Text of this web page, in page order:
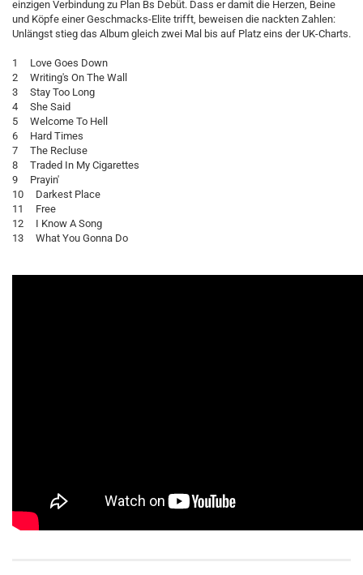
einzigen Verbindung zu Plan Bs Debüt. Dass er damit die Herzen, Beine
und Köpfe einer Geschmacks-Elite trifft, beweisen die nackten Zahlen:
Unlängst stieg das Album gleich zwei Mal bis auf Platz eins der UK-Charts.
1 Love Goes Down
2 Writing's On The Wall
3 Stay Too Long
4 She Said
5 Welcome To Hell
6 Hard Times
7 The Recluse
8 Traded In My Cigarettes
9 Prayin'
10 Darkest Place
11 Free
12 I Know A Song
13 What You Gonna Do